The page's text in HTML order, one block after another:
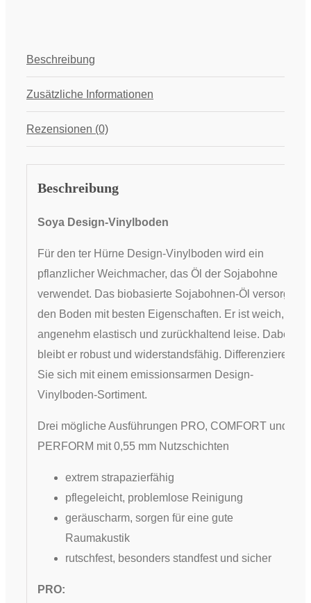
Beschreibung
Zusätzliche Informationen
Rezensionen (0)
Beschreibung
Soya Design-Vinylboden
Für den ter Hürne Design-Vinylboden wird ein
pflanzlicher Weichmacher, das Öl der Sojabohne
verwendet. Das biobasierte Sojabohnen-Öl versorgt
den Boden mit besten Eigenschaften. Er ist weich,
angenehm elastisch und zurückhaltend leise. Dabei
bleibt er robust und widerstandsfähig. Differenzieren
Sie sich mit einem emissionsarmen Design-
Vinylboden-Sortiment.
Drei mögliche Ausführungen PRO, COMFORT und
PERFORM mit 0,55 mm Nutzschichten
extrem strapazierfähig
pflegeleicht, problemlose Reinigung
geräuscharm, sorgen für eine gute
Raumakustik
rutschfest, besonders standfest und sicher
PRO: